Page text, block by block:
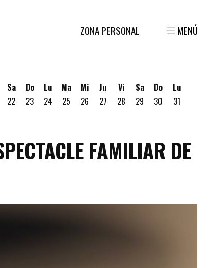
ZONA PERSONAL MENÚ
Sa
22
Do
23
Lu
24
Ma
25
Mi
26
Ju
27
Vi
28
Sa
29
Do
30
Lu
31
FAMILIAR DE